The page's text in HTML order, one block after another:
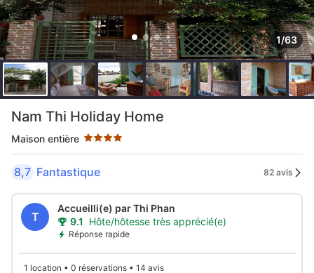
1/63
Nam Thi Holiday Home
Maison entière
4 étoiles au classement par étoile
8,7 Fantastique 82 avis
T
Accueilli(e) par Thi Phan
9.1
Hôte/hôtesse très apprécié(e)
Réponse rapide
1 location • 0 réservations • 14 avis